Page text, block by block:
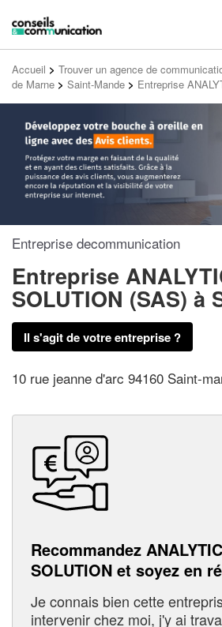
Accueil > Trouver un agence de
de Marne > Saint-Mande > Entreprise
Entreprise decommunication
Entreprise
SOLUTION (SAS) à
Il s'agit de votre entreprise ?
10 rue jeanne d'arc 94160 Saint-
Recommandez
SOLUTION et soyez en
Je connais bien cette
intervenir chez moi, j'y ai